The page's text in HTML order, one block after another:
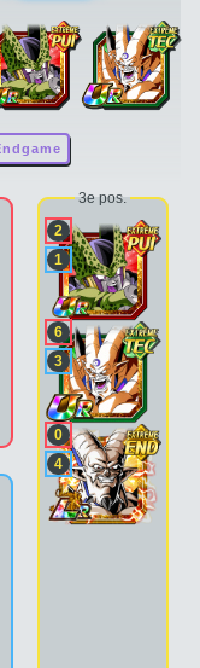
3e pos.
2
1
6
3
0
4